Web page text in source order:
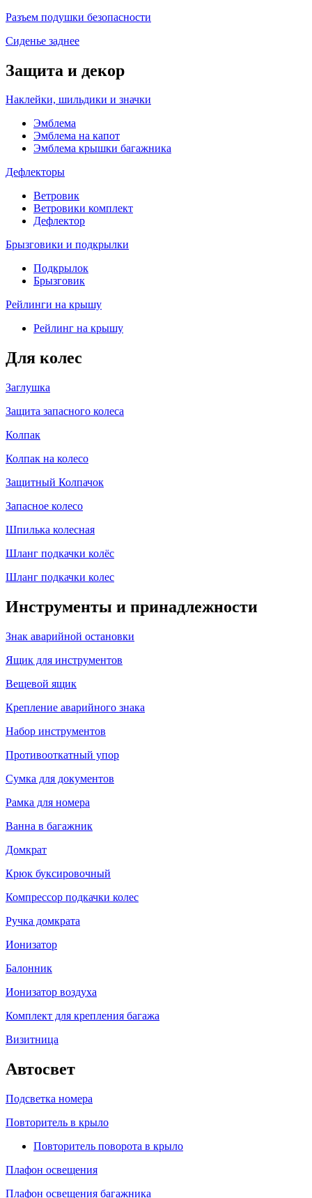
Разъем подушки безопасности
Сиденье заднее
Защита и декор
Наклейки, шильдики и значки
Эмблема
Эмблема на капот
Эмблема крышки багажника
Дефлекторы
Ветровик
Ветровики комплект
Дефлектор
Брызговики и подкрылки
Подкрылок
Брызговик
Рейлинги на крышу
Рейлинг на крышу
Для колес
Заглушка
Защита запасного колеса
Колпак
Колпак на колесо
Защитный Колпачок
Запасное колесо
Шпилька колесная
Шланг подкачки колёс
Шланг подкачки колес
Инструменты и принадлежности
Знак аварийной остановки
Ящик для инструментов
Вещевой ящик
Крепление аварийного знака
Набор инструментов
Противооткатный упор
Сумка для документов
Рамка для номера
Ванна в багажник
Домкрат
Крюк буксировочный
Компрессор подкачки колес
Ручка домкрата
Ионизатор
Балонник
Ионизатор воздуха
Комплект для крепления багажа
Визитница
Автосвет
Подсветка номера
Повторитель в крыло
Повторитель поворота в крыло
Плафон освещения
Плафон освещения багажника